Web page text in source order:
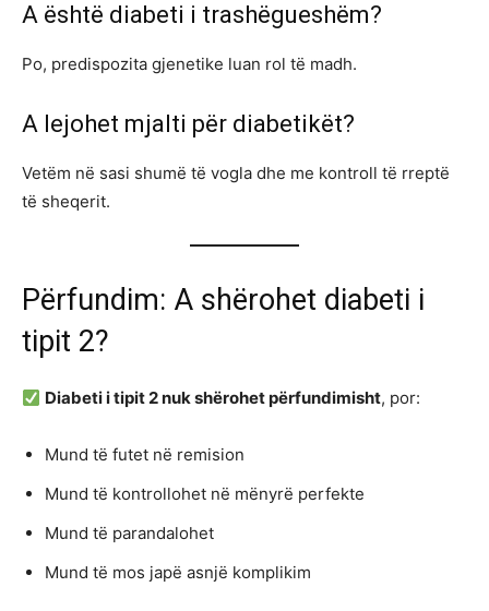
A është diabeti i trashëgueshëm?
Po, predispozita gjenetike luan rol të madh.
A lejohet mjalti për diabetikët?
Vetëm në sasi shumë të vogla dhe me kontroll të rreptë
të sheqerit.
Përfundim: A shërohet diabeti i
tipit 2?
Diabeti i tipit 2 nuk shërohet përfundimisht, por:
Mund të futet në remision
Mund të kontrollohet në mënyrë perfekte
Mund të parandalohet
Mund të mos japë asnjë komplikim